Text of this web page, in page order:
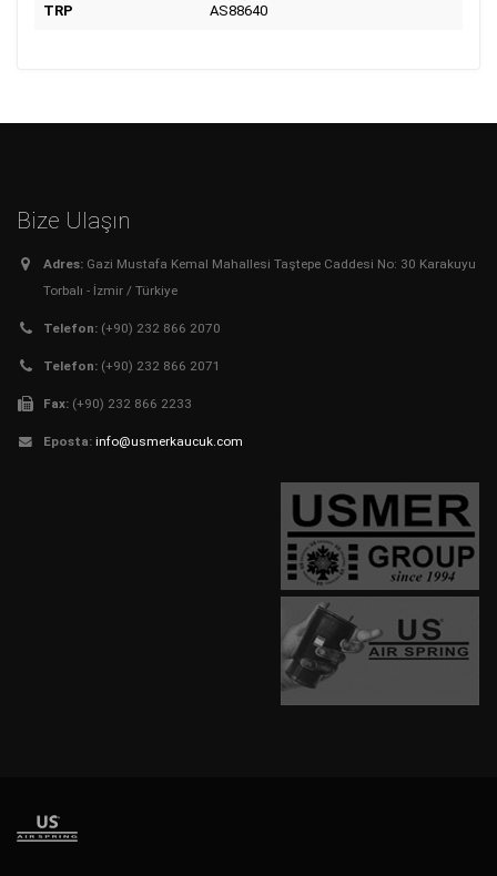
TRP AS88640
Bize Ulaşın
Adres: Gazi Mustafa Kemal Mahallesi Taştepe Caddesi No: 30 Karakuyu
Torbalı - İzmir / Türkiye
Telefon: (+90) 232 866 2070
Telefon: (+90) 232 866 2071
Fax: (+90) 232 866 2233
Eposta: info@usmerkaucuk.com